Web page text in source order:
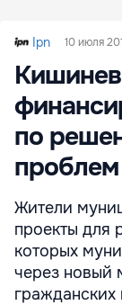
Ipn 10 июля
по
проблем
Жители
проекты для
которых
через новый
гражданских